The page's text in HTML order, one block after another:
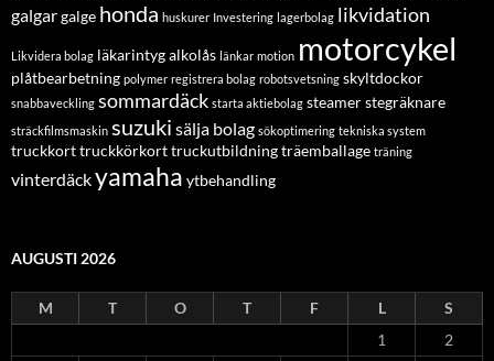
galgargalge honda huskurer Investering lagerbolag likvidation
Likvidera bolag läkarintyg alkolås länkar motion motorcykel
plåtbearbetning polymer registrera bolag robotsvetsning skyltdockor
snabbaveckling sommardäck starta aktiebolag steamerstegräknare
sträckfilmsmaskin suzuki sälja bolag sökoptimering tekniska system
truckkorttruckkörkorttruckutbildningträemballage träning
vinterdäckyamaha ytbehandling
AUGUSTI 2026
M T O T F L
S
1
2